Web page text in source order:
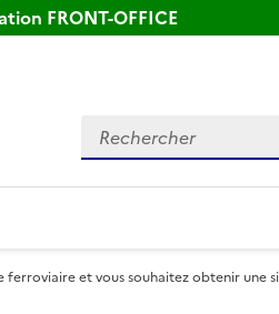
FRONT-OFFICE
Rechercher
ferroviaire et vous souhaitez obtenir une